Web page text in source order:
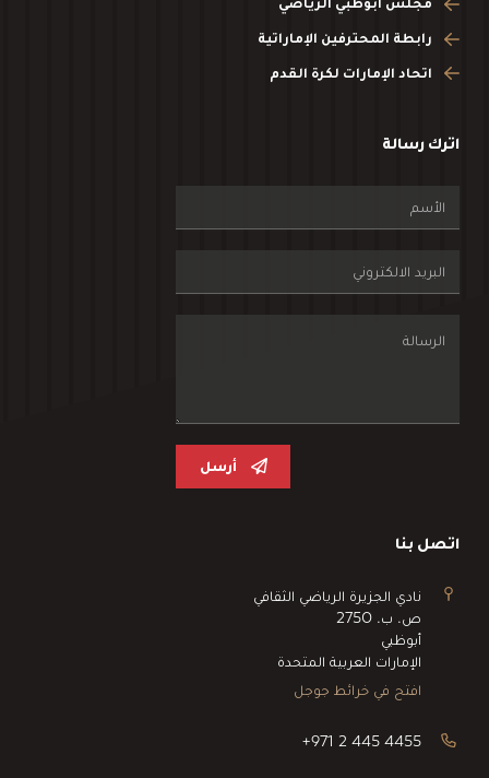
رابطة المحترفين الإماراتية
اتحاد الإمارات لكرة القدم
اترك رسالة
أرسل
اتصل بنا
نادي الجزيرة الرياضي الثقافي
ص. ب. 2750
أبوظبي
الإمارات العربية المتحدة
افتح في خرائط جوجل
+971 2 445 4455